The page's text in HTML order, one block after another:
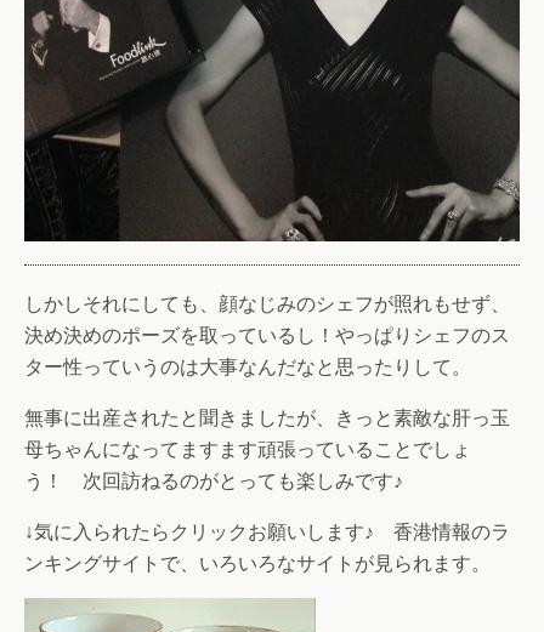
しかしそれにしても、顔なじみのシェフが照れもせず、
決め決めのポーズを取っているし！やっぱりシェフのス
ター性っていうのは大事なんだなと思ったりして。
無事に出産されたと聞きましたが、きっと素敵な肝っ玉
母ちゃんになってますます頑張っていることでしょ
う！ 次回訪ねるのがとっても楽しみです♪
↓気に入られたらクリックお願いします♪ 香港情報のラ
ンキングサイトで、いろいろなサイトが見られます。